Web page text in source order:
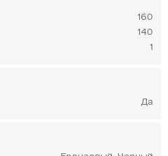
160
140
1
Да